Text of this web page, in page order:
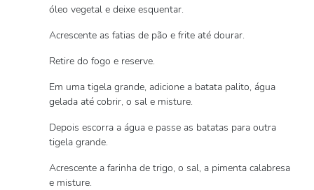
óleo vegetal e deixe esquentar.
Acrescente as fatias de pão e frite até dourar.
Retire do fogo e reserve.
Em uma tigela grande, adicione a batata palito, água
gelada até cobrir, o sal e misture.
Depois escorra a água e passe as batatas para outra
tigela grande.
Acrescente a farinha de trigo, o sal, a pimenta calabresa
e misture.